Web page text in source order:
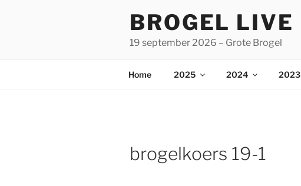
BROGEL LIVE
19 september 2026 – Grote Brogel
Home 2025 2024 2023
brogelkoers 19-1